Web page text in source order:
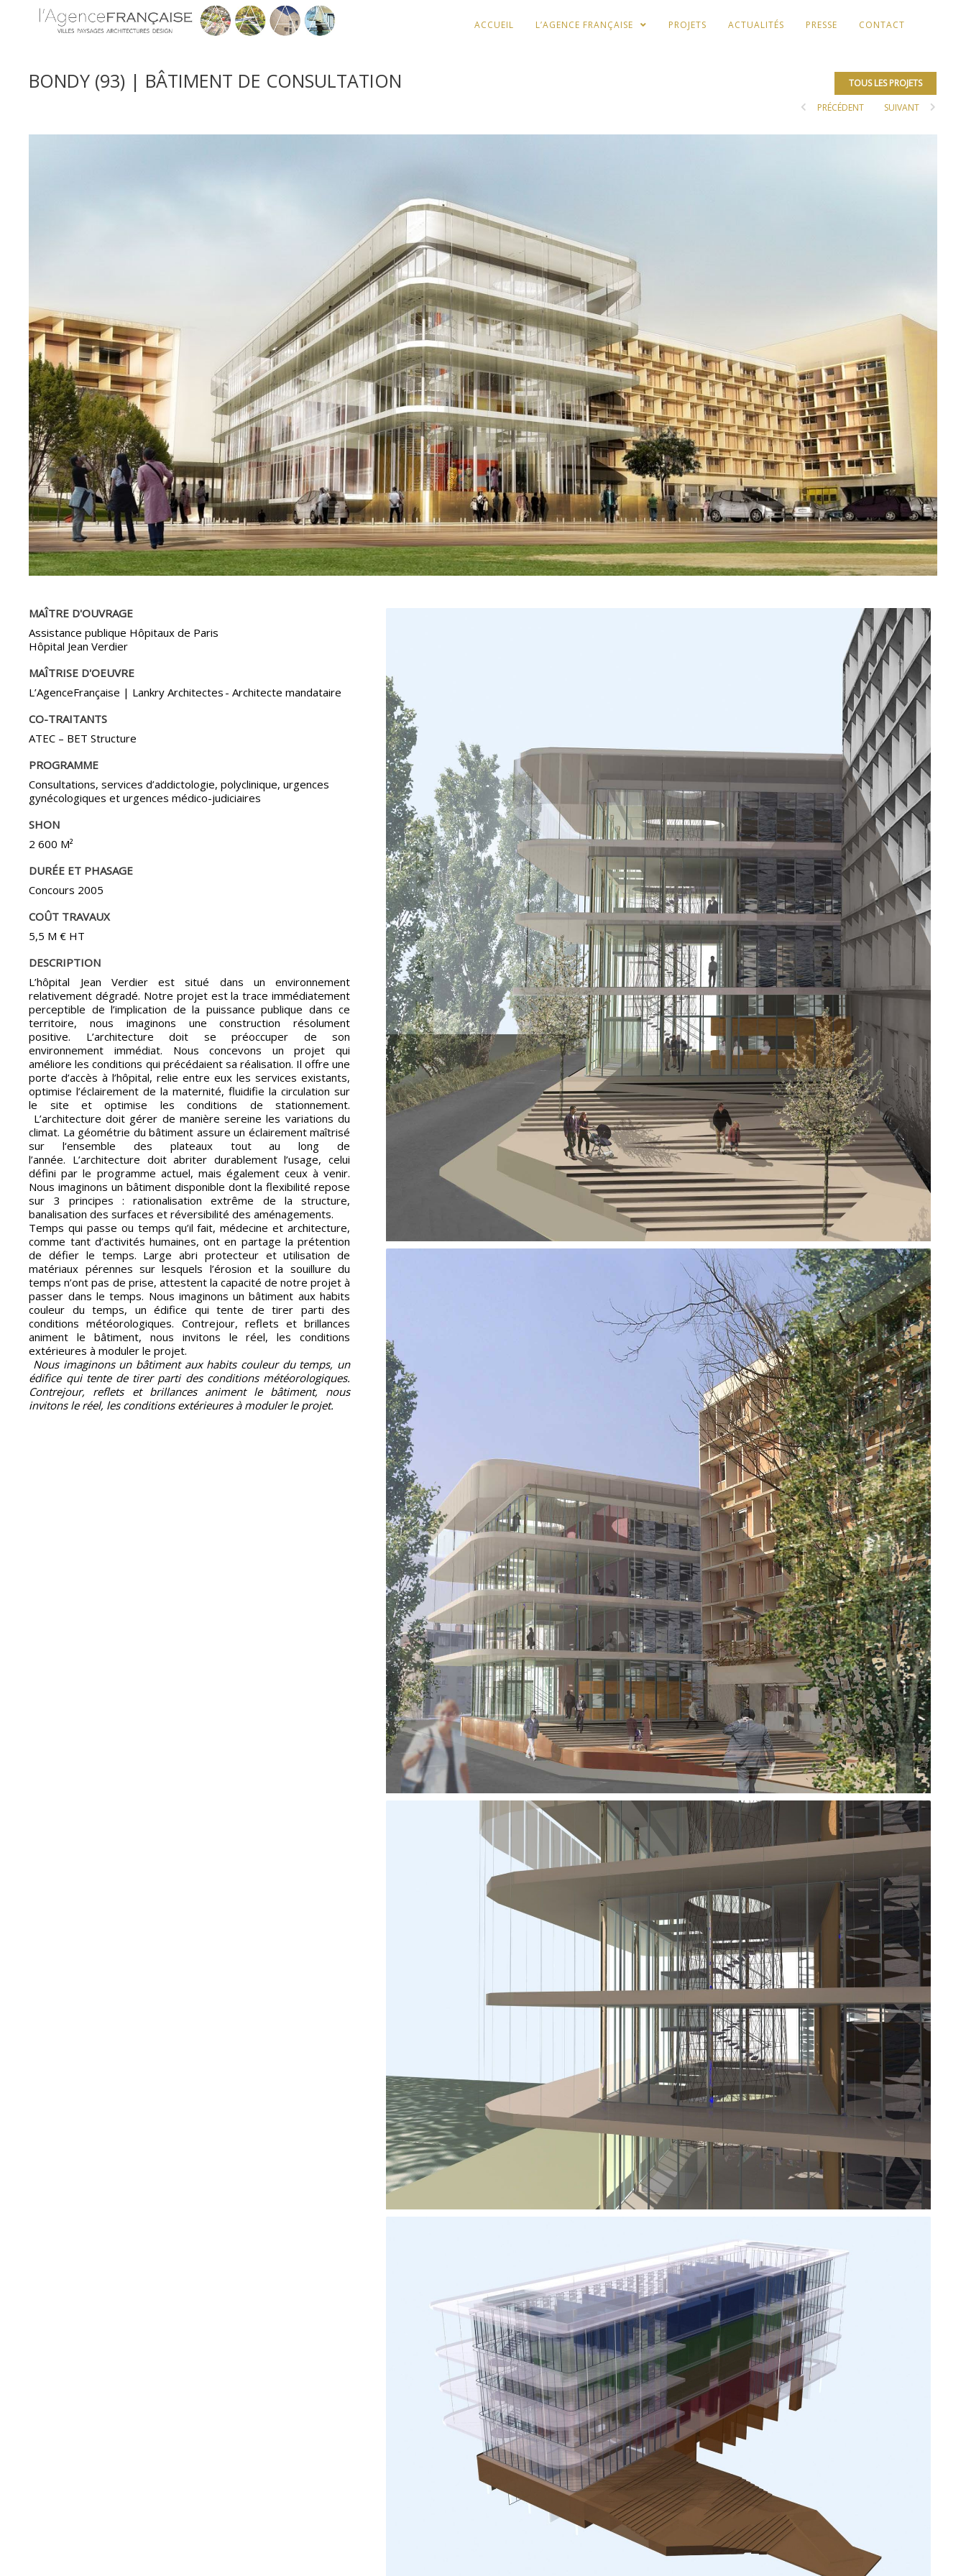
ACCUEIL L’AGENCE FRANÇAISE PROJETS ACTUALITÉS PRESSE CONTACT
BONDY (93) | BÂTIMENT DE CONSULTATION
TOUS LES PROJETS
PRÉCÉDENT
SUIVANT
MAÎTRE D'OUVRAGE
Assistance publique Hôpitaux de Paris
Hôpital Jean Verdier
MAÎTRISE D'OEUVRE
L’AgenceFrançaise | Lankry Architectes - Architecte mandataire
CO-TRAITANTS
ATEC – BET Structure
PROGRAMME
Consultations, services d’addictologie, polyclinique, urgences
gynécologiques et urgences médico-judiciaires
SHON
2 600 M²
DURÉE ET PHASAGE
Concours 2005
COÛT TRAVAUX
5,5 M € HT
DESCRIPTION
L’hôpital Jean Verdier est situé dans un environnement
relativement dégradé. Notre projet est la trace immédiatement
perceptible de l’implication de la puissance publique dans ce
territoire, nous imaginons une construction résolument
positive. L’architecture doit se préoccuper de son
environnement immédiat. Nous concevons un projet qui
améliore les conditions qui précédaient sa réalisation. Il offre une
porte d’accès à l’hôpital, relie entre eux les services existants,
optimise l’éclairement de la maternité, fluidifie la circulation sur
le site et optimise les conditions de stationnement.
L’architecture doit gérer de manière sereine les variations du
climat. La géométrie du bâtiment assure un éclairement maîtrisé
sur l‘ensemble des plateaux tout au long de
l’année. L’architecture doit abriter durablement l’usage, celui
défini par le programme actuel, mais également ceux à venir.
Nous imaginons un bâtiment disponible dont la flexibilité repose
sur 3 principes : rationalisation extrême de la structure,
banalisation des surfaces et réversibilité des aménagements.
Temps qui passe ou temps qu’il fait, médecine et architecture,
comme tant d’activités humaines, ont en partage la prétention
de défier le temps. Large abri protecteur et utilisation de
matériaux pérennes sur lesquels l’érosion et la souillure du
temps n’ont pas de prise, attestent la capacité de notre projet à
passer dans le temps. Nous imaginons un bâtiment aux habits
couleur du temps, un édifice qui tente de tirer parti des
conditions météorologiques. Contrejour, reflets et brillances
animent le bâtiment, nous invitons le réel, les conditions
extérieures à moduler le projet.
Nous imaginons un bâtiment aux habits couleur du temps, un
édifice qui tente de tirer parti des conditions météorologiques.
Contrejour, reflets et brillances animent le bâtiment, nous
invitons le réel, les conditions extérieures à moduler le projet.